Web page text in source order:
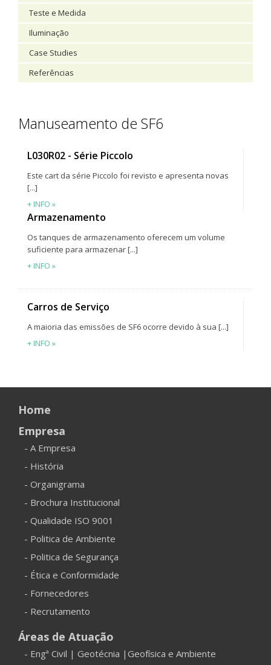
Teste e Medida
Iluminação
Case Studies
Referências
Manuseamento de SF6
L030R02 - Série Piccolo
Este cart da série Piccolo foi revisto e apresenta novas
[...]
+ INFO »
Armazenamento
Os tanques de armazenamento oferecem um volume
suficiente para armazenar [...]
+ INFO »
Carros de Serviço
A maioria das emissões de SF6 ocorre devido à sua [...]
+ INFO »
Home
Empresa
- A Empresa
- História
- Organigrama
- Brochura Institucional
- Qualidade ISO 9001
- Politica de Ambiente
- Politica de Segurança
- Ética e Conformidade
- Fornecedores
- Recrutamento
Áreas de Atuação
- Engª Civil | Geotécnia |Geofísica e Ambiente